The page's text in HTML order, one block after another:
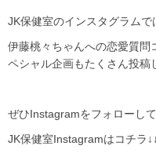
JK保健室のインスタグラムで
伊藤桃々ちゃんへの恋愛質問
ペシャル企画もたくさん投稿
ぜひInstagramをフォローし
JK保健室Instagramはコチラ↓↓